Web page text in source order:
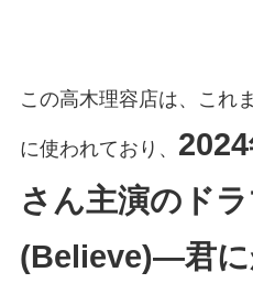
この高木理容店は、これ
に使われており、
さん主演のド
(Believe)―君に